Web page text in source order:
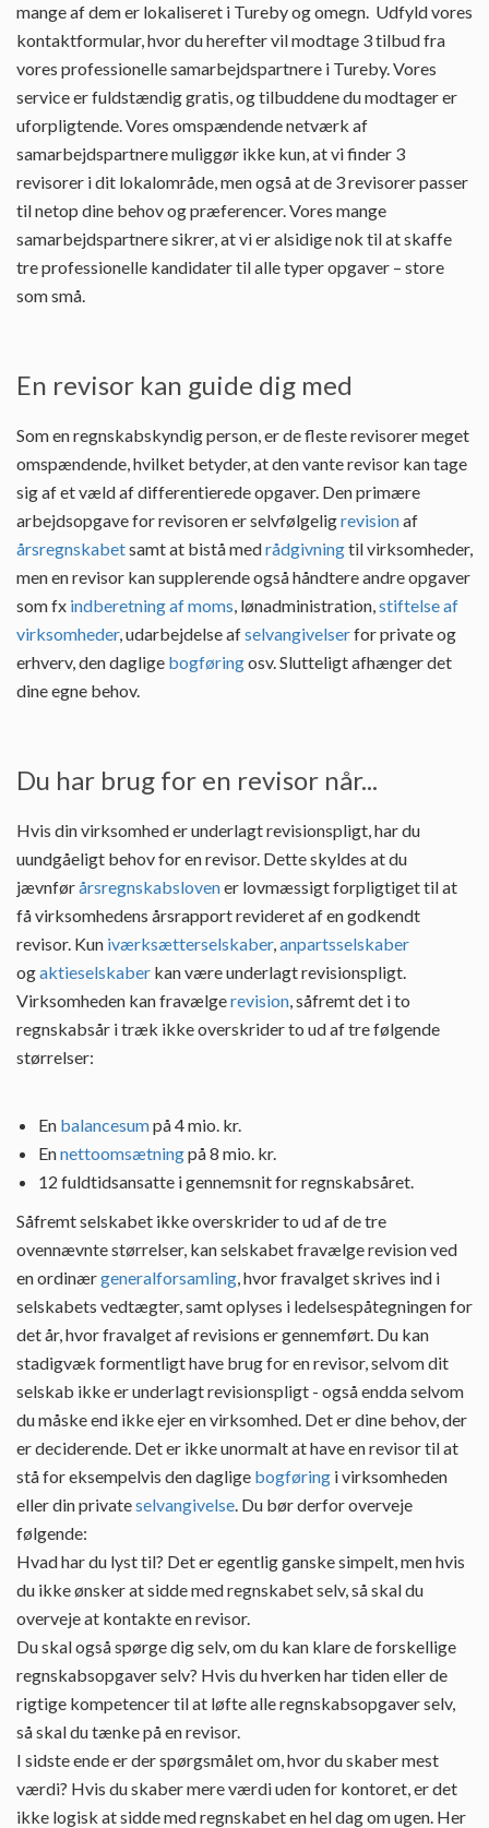
mange af dem er lokaliseret i Tureby og omegn. Udfyld vores
kontaktformular, hvor du herefter vil modtage 3 tilbud fra
vores professionelle samarbejdspartnere i Tureby. Vores
service er fuldstændig gratis, og tilbuddene du modtager er
uforpligtende. Vores omspændende netværk af
samarbejdspartnere muliggør ikke kun, at vi finder 3
revisorer i dit lokalområde, men også at de 3 revisorer passer
til netop dine behov og præferencer. Vores mange
samarbejdspartnere sikrer, at vi er alsidige nok til at skaffe
tre professionelle kandidater til alle typer opgaver – store
som små.
En revisor kan guide dig med
Som en regnskabskyndig person, er de fleste revisorer meget
omspændende, hvilket betyder, at den vante revisor kan tage
sig af et væld af differentierede opgaver. Den primære
arbejdsopgave for revisoren er selvfølgeligrevisionaf
årsregnskabetsamt at bistå medrådgivningtil virksomheder,
men en revisor kan supplerende også håndtere andre opgaver
som fx indberetning af moms, lønadministration,stiftelse af
virksomheder, udarbejdelse afselvangivelserfor private og
erhverv, den daglige bogføringosv. Slutteligt afhænger det
dine egne behov.
Du har brug for en revisor når...
Hvis din virksomhed er underlagt revisionspligt, har du
uundgåeligt behov for en revisor. Dette skyldes at du
jævnførårsregnskabslovener lovmæssigt forpligtiget til at
få virksomhedens årsrapport revideret af en godkendt
revisor. Kun iværksætterselskaber,anpartsselskaber
ogaktieselskaber kan være underlagt revisionspligt.
Virksomheden kan fravælgerevision, såfremt det i to
regnskabsår i træk ikke overskrider to ud af tre følgende
størrelser:
En balancesumpå 4 mio. kr.
Ennettoomsætningpå 8 mio. kr.
12 fuldtidsansatte i gennemsnit for regnskabsåret.
Såfremt selskabet ikke overskrider to ud af de tre
ovennævnte størrelser, kan selskabet fravælge revision ved
en ordinærgeneralforsamling, hvor fravalget skrives ind i
selskabets vedtægter, samt oplyses i ledelsespåtegningen for
det år, hvor fravalget af revisions er gennemført. Du kan
stadigvæk formentligt have brug for en revisor, selvom dit
selskab ikke er underlagt revisionspligt - også endda selvom
du måske end ikke ejer en virksomhed. Det er dine behov, der
er deciderende. Det er ikke unormalt at have en revisor til at
stå for eksempelvis den daglige bogføring i virksomheden
eller din privateselvangivelse. Du bør derfor overveje
følgende:
Hvad har du lyst til? Det er egentlig ganske simpelt, men hvis
du ikke ønsker at sidde med regnskabet selv, så skal du
overveje at kontakte en revisor.
Du skal også spørge dig selv, om du kan klare de forskellige
regnskabsopgaver selv? Hvis du hverken har tiden eller de
rigtige kompetencer til at løfte alle regnskabsopgaver selv,
så skal du tænke på en revisor.
I sidste ende er der spørgsmålet om, hvor du skaber mest
værdi? Hvis du skaber mere værdi uden for kontoret, er det
ikke logisk at sidde med regnskabet en hel dag om ugen. Her